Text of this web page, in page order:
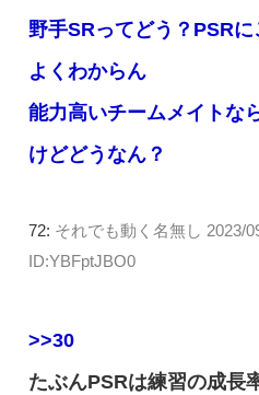
野手SRってどう？PSR
よくわからん
能力高いチームメイトな
けどどうなん？
72: それでも動く名無し 2023/
ID:YBFptJBO0
>>30
たぶんPSRは練習の成長